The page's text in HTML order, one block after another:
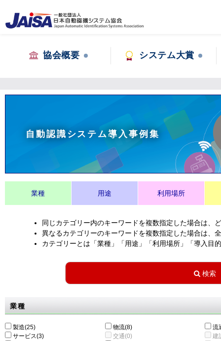
協会概要 システム大賞
自動認識システム導入事例集
業種 用途 利用場所
同じカテゴリー内のキーワードを複数指定した場合は、
異なるカテゴリーのキーワードを複数指定した場合は、
カテゴリーとは「業種」「用途」「利用場所」「導入目
業種
製造(25) 物流(8)
流
サービス(3)
交通(0)
建